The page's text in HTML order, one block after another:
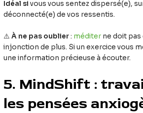
Idéal si vous vous sentez dispersé(e),
déconnecté(e) de vos ressentis.
⚠️À ne pas oublier: méditer ne doit pas
injonction de plus. Si un exercice vous
une information précieuse à écouter.
5. MindShift :
les pensées